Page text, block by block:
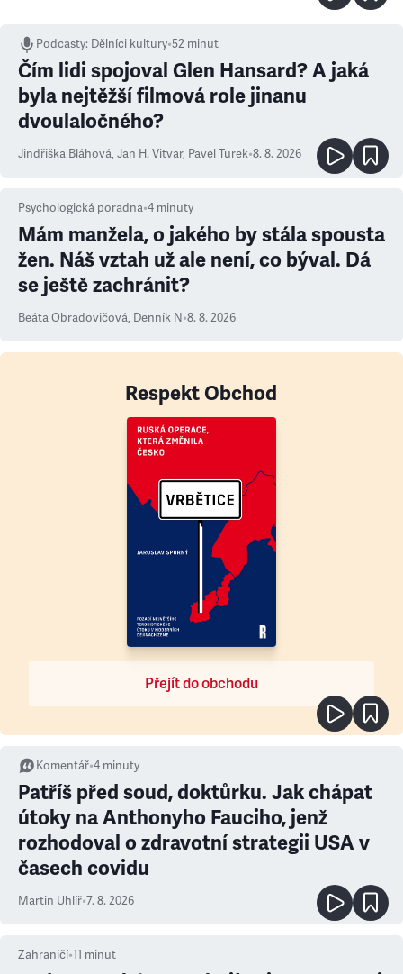
Podcasty: Dělníci kultury•52 minut
Čím lidi spojoval Glen Hansard? A jaká
byla nejtěžší filmová role jinanu
dvoulaločného?
Jindřiška Bláhová, Jan H. Vitvar, Pavel Turek•8. 8. 2026
Psychologická poradna•4 minuty
Mám manžela, o jakého by stála spousta
žen. Náš vztah už ale není, co býval. Dá
se ještě zachránit?
Beáta Obradovičová, Denník N•8. 8. 2026
Respekt Obchod
Přejít do obchodu
Komentář•4 minuty
Patříš před soud, doktůrku. Jak chápat
útoky na Anthonyho Fauciho, jenž
rozhodoval o zdravotní strategii USA v
časech covidu
Martin Uhlíř•7. 8. 2026
Zahraničí•11 minut